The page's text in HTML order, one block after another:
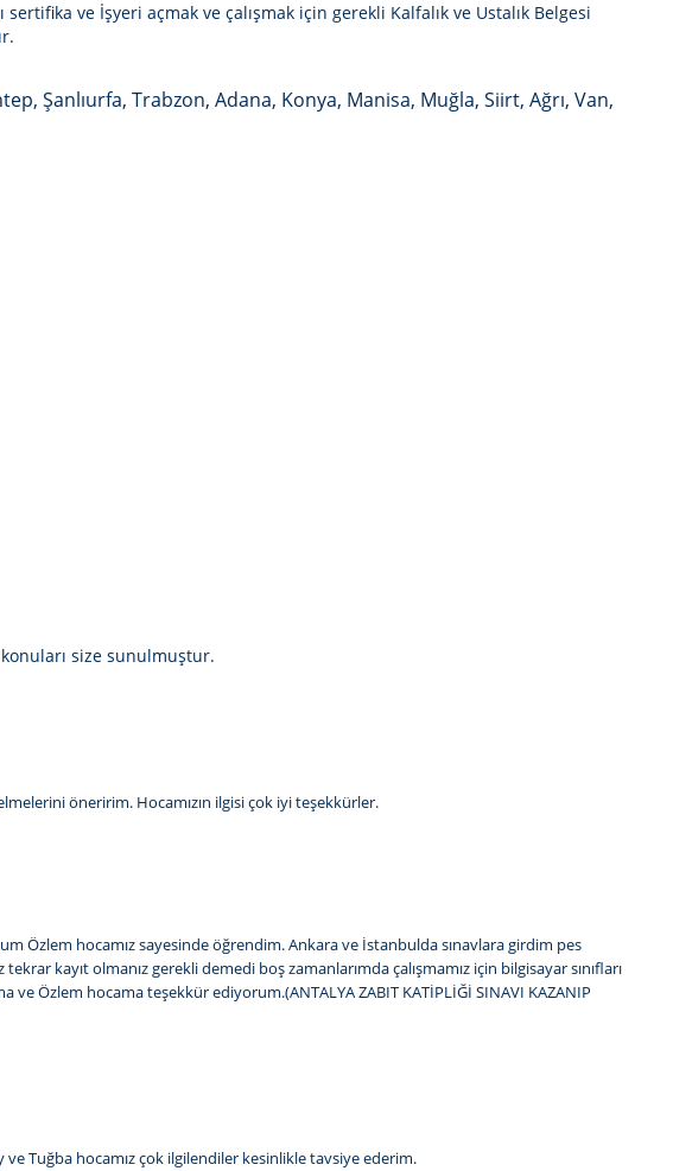
ve İşyeri açmak ve çalışmak için gerekli Kalfalık ve Ustalık Belgesi
Şanlıurfa, Trabzon, Adana, Konya, Manisa, Muğla, Siirt, Ağrı, Van,
size sunulmuştur.
öneririm. Hocamızın ilgisi çok iyi teşekkürler.
Özlem hocamız sayesinde öğrendim. Ankara ve İstanbulda sınavlara girdim pes
kayıt olmanız gerekli demedi boş zamanlarımda çalışmamız için bilgisayar sınıfları
Özlem hocama teşekkür ediyorum.(ANTALYA ZABIT KATİPLİĞİ SINAVI KAZANIP
Tuğba hocamız çok ilgilendiler kesinlikle tavsiye ederim.